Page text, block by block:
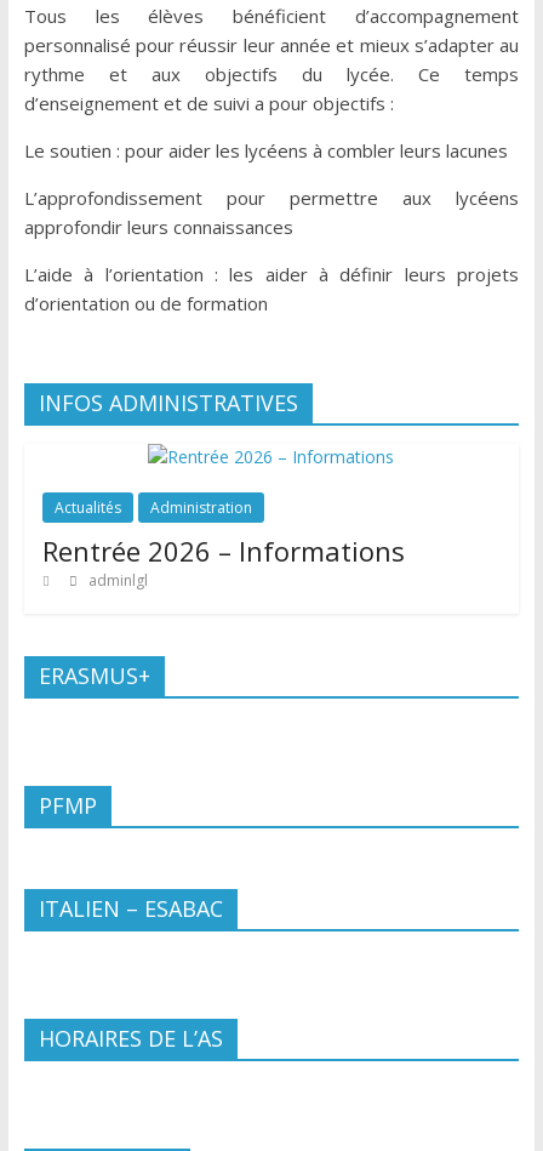
Tous les élèves bénéficient d’accompagnement
personnalisé pour réussir leur année et mieux s’adapter au
rythme et aux objectifs du lycée. Ce temps
d’enseignement et de suivi a pour objectifs :
Le soutien : pour aider les lycéens à combler leurs lacunes
L’approfondissement pour permettre aux lycéens
approfondir leurs connaissances
L’aide à l’orientation : les aider à définir leurs projets
d’orientation ou de formation
INFOS ADMINISTRATIVES
Actualités Administration
Rentrée 2026 – Informations
adminlgl
ERASMUS+
PFMP
ITALIEN – ESABAC
HORAIRES DE L’AS